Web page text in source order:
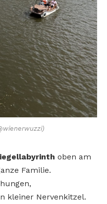
oben am
Familie.
kleiner Nervenkitzel.